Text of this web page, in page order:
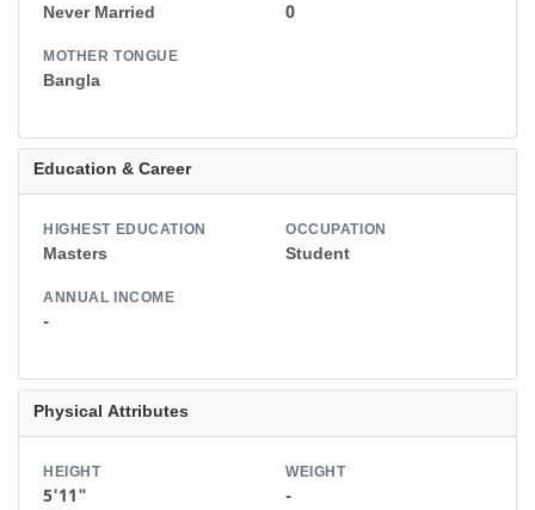
Never Married 0
MOTHER TONGUE
Bangla
Education & Career
HIGHEST EDUCATION
Masters
OCCUPATION
Student
ANNUAL INCOME
-
Physical Attributes
HEIGHT
5'11"
WEIGHT
-